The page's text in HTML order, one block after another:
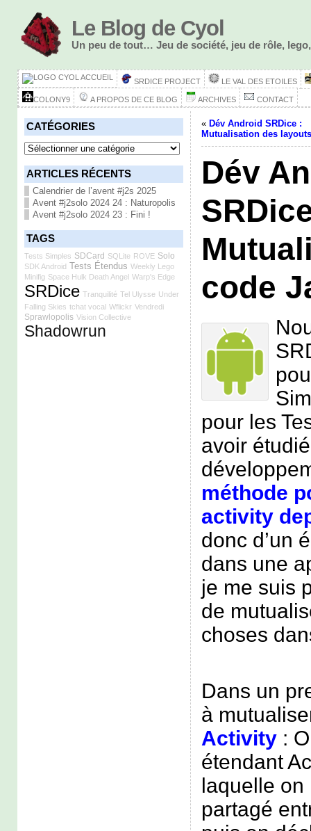
Le Blog de Cyol
Un peu de tout… Jeu de société, jeu de rôle,
ACCUEIL SRDICE PROJECT LE VAL DES ETOILES
COLONY9 A PROPOS DE CE BLOG ARCHIVES CONTACT
CATÉGORIES
Catégories
ARTICLES RÉCENTS
Calendrier de l’avent #j2s 2025
Avent #j2solo 2024 24 : Naturopolis
Avent #j2solo 2024 23 : Fini !
TAGS
Tests Simples SDCard SQLite ROVE Solo
SDK Android Tests Étendus Weekly Lego
Minifig Space Hulk Death Angel Warp's Edge
SRDice Tranquilité Tel Ulysse Under
Falling Skies tchat vocal Wflickr Vendredi
Sprawlopolis Vision Collective
Shadowrun
« Dév Android SRDice :
Mutualisation des layouts
Dév
code
pour les
avoir
méthode
activity
donc d’un
dans une
je me suis
de
choses
Dans un
à
Activity:
étendant
laquelle on
partagé